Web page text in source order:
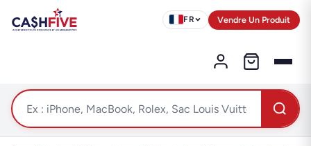
FR Vendre Un Produit